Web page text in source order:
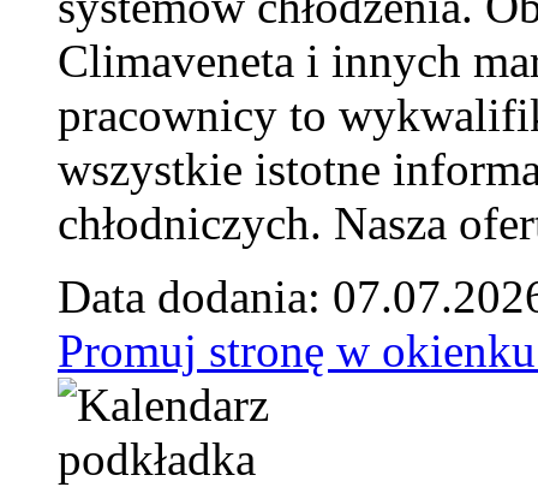
Climaveneta i innych
pracownicy to
wszystkie istotne
chłodniczych. Nasza
Data dodania:
Promuj stronę w